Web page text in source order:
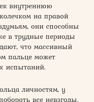
внутреннюю
на правой
они способны
в трудные периоды
что массивный
пальце может
испытаний.
личностям, у
все невзгоды.